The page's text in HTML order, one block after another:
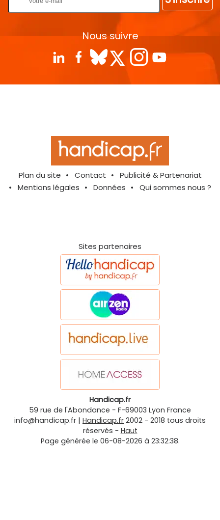
Nous suivre
Plan du site Contact
Publicité & Partenariat
Mentions légales
Données Qui sommes nous ?
Sites partenaires
Handicap.fr
59 rue de l'Abondance - F-69003 Lyon France
info@handicap.fr | Handicap.fr 2002 - 2018 tous droits
réservés - Haut
Page générée le 06-08-2026 à 23:32:38.